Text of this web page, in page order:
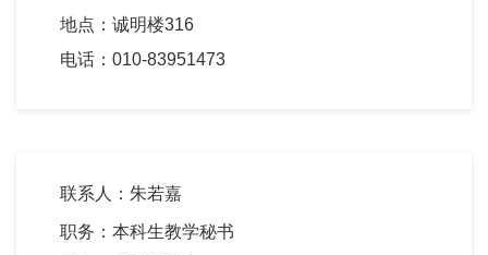
地点：诚明楼316
电话：010-83951473
联系人：朱若嘉
职务：本科生教学秘书